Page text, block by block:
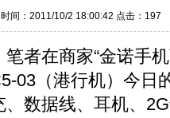
时间：2011/10/2 18:00:42 点击： 197
笔者在商家“金诺手
03（港行机）今日
数据线、耳机、